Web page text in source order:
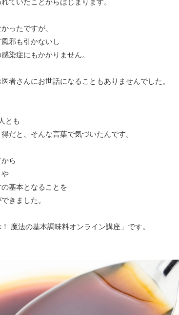
ていたことからはじまります。
ったですが、
邪も引かないし
染症にもかかりません。
者さんにお世話になることもありませんでした。
とも
だと、そんな言葉で気づいたんです。
ら
や
基本となることを
きました。
魔法の基本調味料オンライン講座」です。